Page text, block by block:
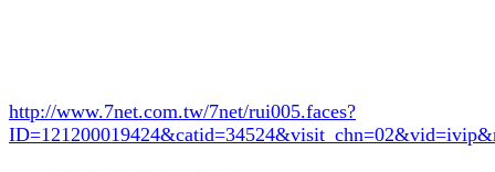
http://www.7net.com.tw/7net/rui005.faces?
ID=121200019424&catid=34524